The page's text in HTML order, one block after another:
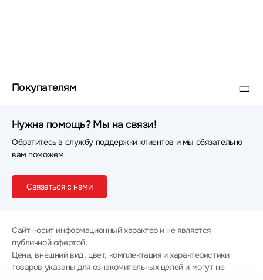
Покупателям
Нужна помощь? Мы на связи!
Обратитесь в службу поддержки клиентов и мы обязательно
вам поможем
Связаться с нами
Сайт носит информационный характер и не является
публичной офертой.
Цена, внешний вид, цвет, комплектация и характеристики
товаров указаны для ознакомительных целей и могут не